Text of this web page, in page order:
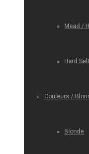
Mead /
Hard
Couleurs /
Blonde